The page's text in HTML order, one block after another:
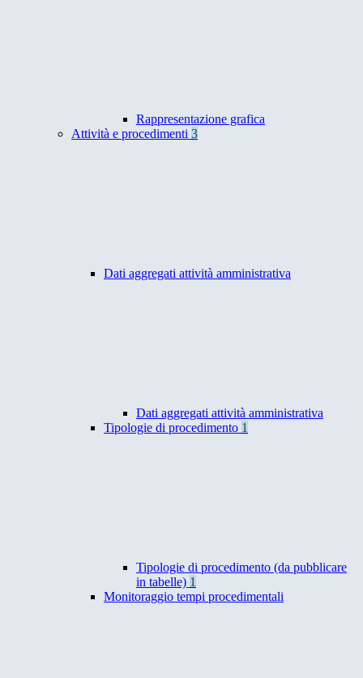
Rappresentazione grafica
Attività e procedimenti 3
Dati aggregati attività amministrativa
Dati aggregati attività amministrativa
Tipologie di procedimento 1
Tipologie di procedimento (da pubblicare
in tabelle) 1
Monitoraggio tempi procedimentali